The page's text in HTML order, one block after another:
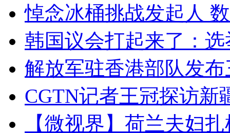
悼念冰桶挑战发起人
韩国议会打起来了：
解放军驻香港部队发
CGTN记者王冠探访新
【微视界】荷兰夫妇